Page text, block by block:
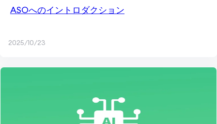
ASOへのイントロダクション
2025/10/23